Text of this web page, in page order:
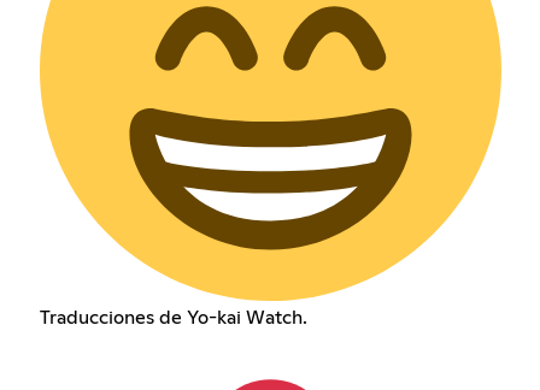
Traducciones de Yo-kai Watch.